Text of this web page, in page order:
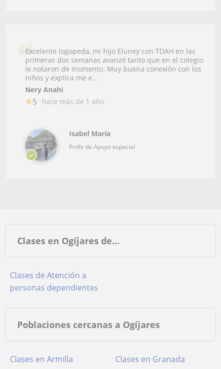
Excelente logopeda, mi hijo Eluney con TDAH en las
primeras dos semanas avanzó tanto que en el colegio
le notaron de momento. Muy buena conexión con los
niños y explica me e...
Nery Anahi
5 hace más de 1 año
Isabel María
Profe de Apoyo especial
Clases en Ogíjares de…
Clases de Atención a
personas dependientes
Poblaciones cercanas a Ogíjares
Clases en Armilla
Clases en Granada